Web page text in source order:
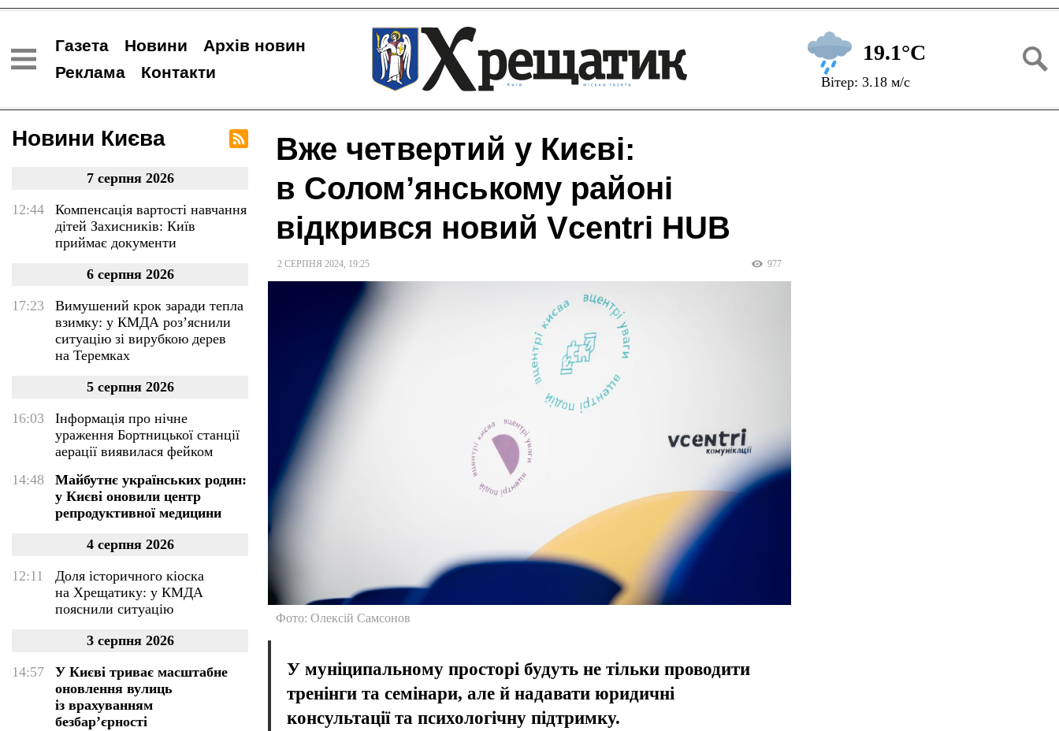
Газета Новини
Архів новин
Реклама
Контакти
19.1°C
Вітер: 3.18 м/с
Новини Києва
7 серпня 2026
12:44
Компенсація вартості навчання
дітей Захисників: Київ
приймає документи
6 серпня 2026
17:23
Вимушений крок заради тепла
взимку: у КМДА роз’яснили
ситуацію зі вирубкою дерев
на Теремках
5 серпня 2026
16:03
Інформація про нічне
ураження Бортницької станції
аерації виявилася фейком
14:48
Майбутнє українських родин:
у Києві оновили центр
репродуктивної медицини
4 серпня 2026
12:11
Доля історичного кіоска
на Хрещатику: у КМДА
пояснили ситуацію
3 серпня 2026
14:57
У Києві триває масштабне
оновлення вулиць
із врахуванням
безбар’єрності
Вже четвертий у Києві:
в Солом’янському районі
відкрився новий Vcentri HUB
2 СЕРПНЯ 2024, 19:25 977
Фото: Олексій Самсонов
У муніципальному просторі будуть не тільки проводити
тренінги та семінари, але й надавати юридичні
консультації та психологічну підтримку.